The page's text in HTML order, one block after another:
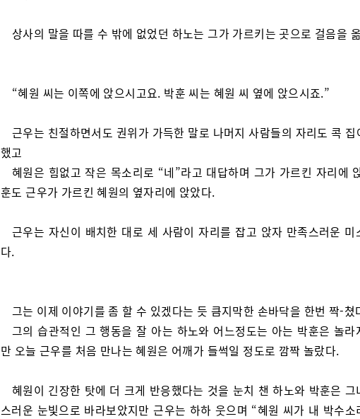
상사의 말을 따를 수 밖에 없었던 하노는 그가 가르키는 곳으로 걸음을
“혜원 씨는 이쪽에 앉으시고요. 박훈 씨는 혜원 씨 옆에 앉으시죠.”
근우는 친절하면서도 권위가 가득한 말로 나머지 사람들의 자리도 콕 집
했고
혜원은 힘없고 작은 목소리로 “네”라고 대답하며 그가 가르킨 자리에
훈도 근우가 가르킨 혜원의 옆자리에 앉았다.
근우는 자신이 배치한 대로 세 사람이 자리를 잡고 앉자 만족스러운 미
다.
그는 이제 이야기를 좀 할 수 있겠다는 듯 큼지막한 손바닥을 한번 짝-쳤
그의 습관적인 그 행동을 잘 아는 하노와 어느정도는 아는 박훈은 놀라
만 오늘 근우를 처음 만나는 혜원은 어깨가 들썩일 정도로 깜짝 놀랐다.
혜원이 긴장한 탓에 더 크게 반응했다는 것을 눈치 챈 하노와 박훈은 그
스러운 눈빛으로 바라보았지만 근우는 하하 웃으며 “혜원 씨가 내 박수소